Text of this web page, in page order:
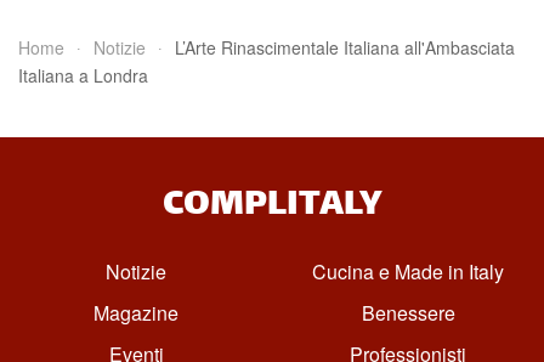
Home Notizie
L’Arte Rinascimentale Italiana all'Ambasciata
Italiana a Londra
COMPLITALY
Notizie
Magazine
Eventi
Cucina e Made in Italy
Benessere
Professionisti